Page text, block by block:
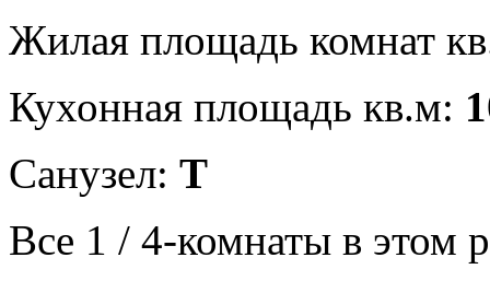
Жилая площадь комнат
Кухонная площадь кв.м:
Санузел: Т
Все 1 / 4-комнаты в этом